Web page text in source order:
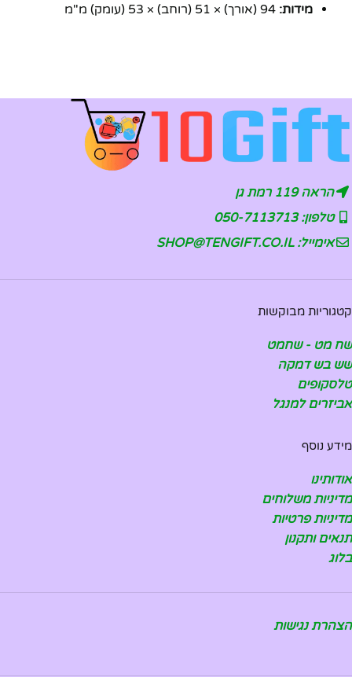
מידות:
הראה 119 רמת גן
טלפון: 050-7113713
אימייל: SHOP@TENGIFT.CO.IL
קטגוריות מבוקשות
שח מט - שחמט
שש בש דמקה
טלסקופים
אביזרים למנגל
מידע נוסף
אודותינו
מדיניות משלוחים
מדיניות פרטיות
תנאים ותקנון
בלוג
הצהרת נגישות